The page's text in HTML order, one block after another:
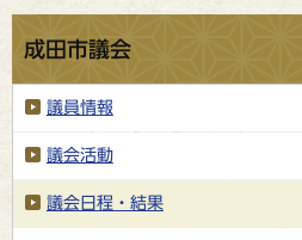
成田市議会
議員情報
議会活動
議会日程・結果